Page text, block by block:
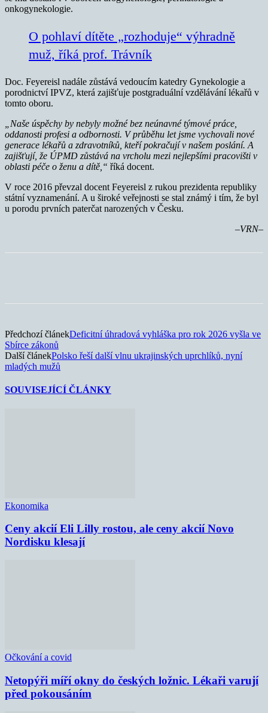
onkogynekologie.
O pohlaví dítěte „rozhoduje“ výhradně
muž, říká prof. Trávník
Doc. Feyereisl nadále zůstává vedoucím katedry Gynekologie a
porodnictví IPVZ, která zajišťuje postgraduální vzdělávání lékařů v
tomto oboru.
„Naše úspěchy by nebyly možné bez neúnavné týmové práce,
oddanosti profesi a odbornosti. V průběhu let jsme vychovali nové
generace lékařů a zdravotníků, kteří pokračují v našem poslání. A
zajišťují, že ÚPMD zůstává na vrcholu mezi nejlepšími pracovišti v
oblasti péče o ženu a dítě,“ říká docent.
V roce 2016 převzal docent Feyereisl z rukou prezidenta republiky
státní vyznamenání. A u široké veřejnosti se stal známý i tím, že byl
u porodu prvních paterčat narozených v Česku.
–VRN–
Předchozí článekDeficitní úhradová vyhláška pro rok 2026 vyšla ve
Sbírce zákonů
Další článekPolsko řeší další vlnu ukrajinských uprchlíků, nyní
mladých mužů
SOUVISEJÍCÍ ČLÁNKY
Ekonomika
Ceny akcií Eli Lilly rostou, ale ceny akcií Novo
Nordisku klesají
Očkování a covid
Netopýři míří okny do českých ložnic. Lékaři varují
před pokousáním